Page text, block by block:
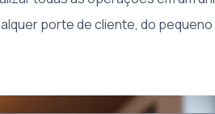
porte de cliente, do